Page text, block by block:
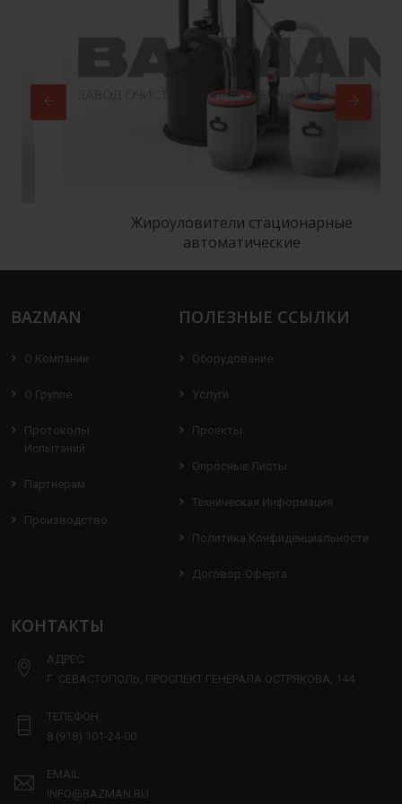
Жироуловители стационарные
автоматические
BAZMAN
О Компании
О Группе
Протоколы
Испытаний
Партнерам
Производство
ПОЛЕЗНЫЕ ССЫЛКИ
Оборудование
Услуги
Проекты
Опросные Листы
Техническая Информация
Политика Конфиденциальности
Договор-Оферта
КОНТАКТЫ
АДРЕС:
Г. СЕВАСТОПОЛЬ, ПРОСПЕКТ ГЕНЕРАЛА ОСТРЯКОВА, 144
ТЕЛЕФОН:
8 (918) 101-24-00
EMAIL:
INFO@BAZMAN.RU